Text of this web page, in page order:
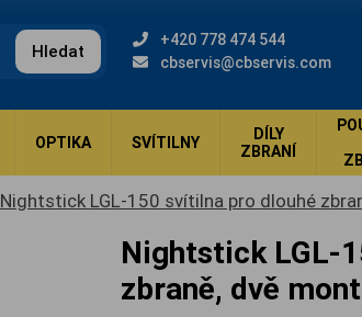
Hledat
+420 778 474 544
cbservis@cbservis.com
OPTIKA SVÍTILNY
DÍLY
ZBRANÍ
Nightstick LGL-150 svítilna pro dlouhé
Nightstick LGL-150 svítilna pro dlouhé
zbraně, dvě